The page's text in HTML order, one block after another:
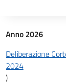
Descrizione
Anno 2026
Deliberazione
2024
)